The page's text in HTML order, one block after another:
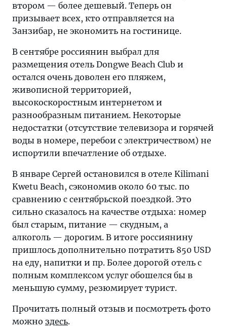
втором — более дешевый. Теперь он
призывает всех, кто отправляется на
Занзибар, не экономить на гостинице.
В сентябре россиянин выбрал для
размещения отель Dongwe Beach Club и
остался очень доволен его пляжем,
живописной территорией,
высокоскоростным интернетом и
разнообразным питанием. Некоторые
недостатки (отсутствие телевизора и горячей
воды в номере, перебои с электричеством) не
испортили впечатление об отдыхе.
В январе Сергей остановился в отеле Kilimani
Kwetu Beach, сэкономив около 60 тыс. по
сравнению с сентябрьской поездкой. Это
сильно сказалось на качестве отдыха: номер
был старым, питание — скудным, а
алкоголь — дорогим. В итоге россиянину
пришлось дополнительно потратить 850 USD
на еду, напитки и пр. Более дорогой отель с
полным комплексом услуг обошелся бы в
меньшую сумму, резюмирует турист.
Прочитать полный отзыв и посмотреть фото
можно здесь.